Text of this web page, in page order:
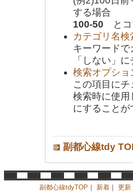
する場合
100-50 とコ
カテゴリ名検
キーワード
「しない」
検索オプショ
この項目に
検索時に使
にすることが
副都心線tdy
副都心線tdyTOP ｜ 新着｜ 更新